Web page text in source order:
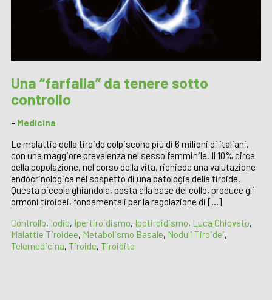
Una “farfalla” da tenere sotto
controllo
- Medicina
Le malattie della tiroide colpiscono più di 6 milioni di italiani,
con una maggiore prevalenza nel sesso femminile. Il 10% circa
della popolazione, nel corso della vita, richiede una valutazione
endocrinologica nel sospetto di una patologia della tiroide.
Questa piccola ghiandola, posta alla base del collo, produce gli
ormoni tiroidei, fondamentali per la regolazione di […]
Controllo, Iodio, Ipertiroidismo, Ipotiroidismo, Luca Chiovato,
Malattie Tiroidee, Metabolismo Basale, Noduli Tiroidei,
Telemedicina, Tiroide, Tiroidite